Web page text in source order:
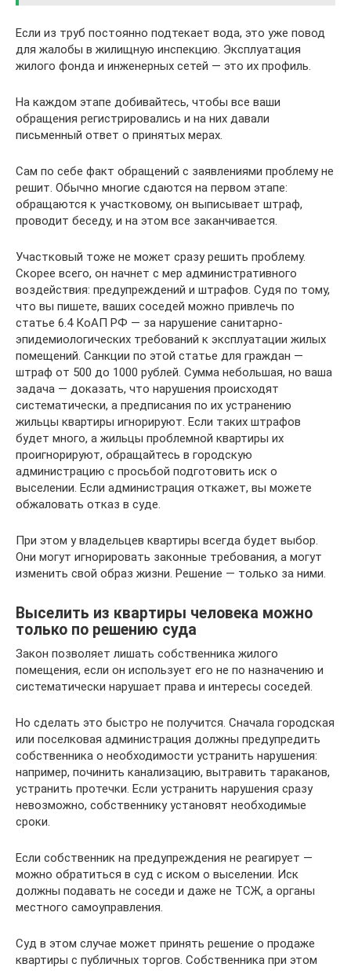
Если из труб постоянно подтекает вода, это уже повод
для жалобы в жилищную инспекцию. Эксплуатация
жилого фонда и инженерных сетей — это их профиль.
На каждом этапе добивайтесь, чтобы все ваши
обращения регистрировались и на них давали
письменный ответ о принятых мерах.
Сам по себе факт обращений с заявлениями проблему не
решит. Обычно многие сдаются на первом этапе:
обращаются к участковому, он выписывает штраф,
проводит беседу, и на этом все заканчивается.
Участковый тоже не может сразу решить проблему.
Скорее всего, он начнет с мер административного
воздействия: предупреждений и штрафов. Судя по тому,
что вы пишете, ваших соседей можно привлечь по
статье 6.4 КоАП РФ — за нарушение санитарно-
эпидемиологических требований к эксплуатации жилых
помещений. Санкции по этой статье для граждан —
штраф от 500 до 1000 рублей. Сумма небольшая, но ваша
задача — доказать, что нарушения происходят
систематически, а предписания по их устранению
жильцы квартиры игнорируют. Если таких штрафов
будет много, а жильцы проблемной квартиры их
проигнорируют, обращайтесь в городскую
администрацию с просьбой подготовить иск о
выселении. Если администрация откажет, вы можете
обжаловать отказ в суде.
При этом у владельцев квартиры всегда будет выбор.
Они могут игнорировать законные требования, а могут
изменить свой образ жизни. Решение — только за ними.
Выселить из квартиры человека можно
только по решению суда
Закон позволяет лишать собственника жилого
помещения, если он использует его не по назначению и
систематически нарушает права и интересы соседей.
Но сделать это быстро не получится. Сначала городская
или поселковая администрация должны предупредить
собственника о необходимости устранить нарушения:
например, починить канализацию, вытравить тараканов,
устранить протечки. Если устранить нарушения сразу
невозможно, собственнику установят необходимые
сроки.
Если собственник на предупреждения не реагирует —
можно обратиться в суд с иском о выселении. Иск
должны подавать не соседи и даже не ТСЖ, а органы
местного самоуправления.
Суд в этом случае может принять решение о продаже
квартиры с публичных торгов. Собственника при этом